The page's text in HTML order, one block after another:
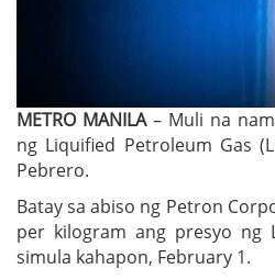
METRO MANILA– Muli na
ng Liquified Petroleum Gas
Pebrero.
Batay sa abiso ng Petron
per kilogram ang presyo ng
simula kahapon, February 1.